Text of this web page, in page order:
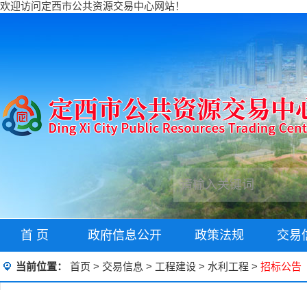
欢迎访问定西市公共资源交易中心网站！
首 页 政府信息公开 政策法规 交易
当前位置： 首页 > 交易信息 > 工程建设 > 水利工程 > 招标公告